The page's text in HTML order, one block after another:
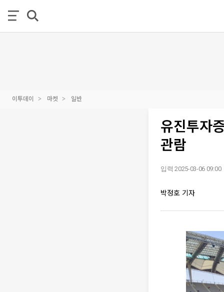
이투데이 마켓 일반
유진투자
관람
입력 2025-03-06 09:00
박정호 기자